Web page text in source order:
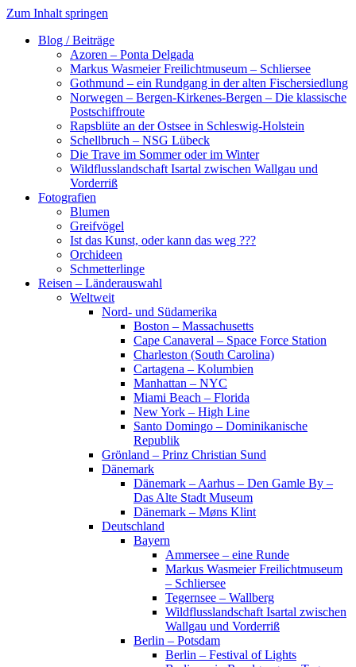
Zum Inhalt springen
Blog / Beiträge
Azoren – Ponta Delgada
Markus Wasmeier Freilichtmuseum – Schliersee
Gothmund – ein Rundgang in der alten Fischersiedlung
Norwegen – Bergen-Kirkenes-Bergen – Die klassische
Postschiffroute
Rapsblüte an der Ostsee in Schleswig-Holstein
Schellbruch – NSG Lübeck
Die Trave im Sommer oder im Winter
Wildflusslandschaft Isartal zwischen Wallgau und
Vorderriß
Fotografien
Blumen
Greifvögel
Ist das Kunst, oder kann das weg ???
Orchideen
Schmetterlinge
Reisen – Länderauswahl
Weltweit
Nord- und Südamerika
Boston – Massachusetts
Cape Canaveral – Space Force Station
Charleston (South Carolina)
Cartagena – Kolumbien
Manhattan – NYC
Miami Beach – Florida
New York – High Line
Santo Domingo – Dominikanische
Republik
Grönland – Prinz Christian Sund
Dänemark
Dänemark – Aarhus – Den Gamle By –
Das Alte Stadt Museum
Dänemark – Møns Klint
Deutschland
Bayern
Ammersee – eine Runde
Markus Wasmeier Freilichtmuseum
– Schliersee
Tegernsee – Wallberg
Wildflusslandschaft Isartal zwischen
Wallgau und Vorderriß
Berlin – Potsdam
Berlin – Festival of Lights